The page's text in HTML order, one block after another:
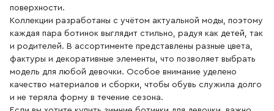
поверхности.
Коллекции разработаны с учётом актуальной моды, поэтому
каждая пара ботинок выглядит стильно, радуя как детей, так
и родителей. В ассортименте представлены разные цвета,
фактуры и декоративные элементы, что позволяет выбрать
модель для любой девочки. Особое внимание уделено
качество материалов и сборки, чтобы обувь служила долго
и не теряла форму в течение сезона.